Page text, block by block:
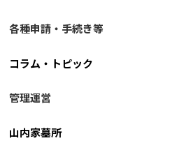
各種申請・手続き等
コラム・トピック
管理運営
山内家墓所